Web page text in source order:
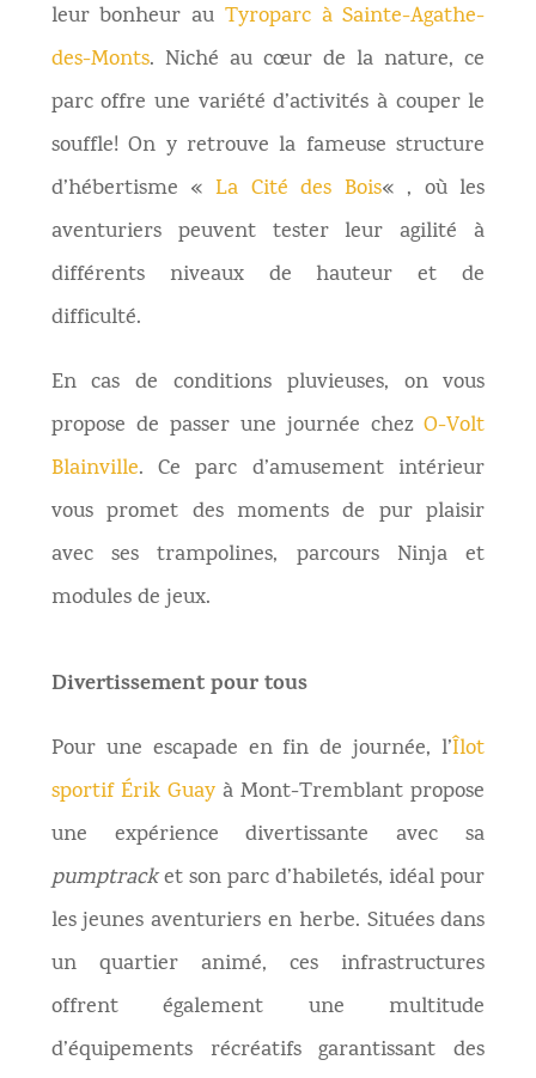
leur bonheur au Tyroparc à Sainte-Agathe-
des-Monts. Niché au cœur de la nature, ce
parc offre une variété d’activités à couper le
souffle! On y retrouve la fameuse structure
d’hébertisme «La Cité des Bois« , où les
aventuriers peuvent tester leur agilité à
différents niveaux de hauteur et de
difficulté.
En cas de conditions pluvieuses, on vous
propose de passer une journée chezO-Volt
Blainville. Ce parc d’amusement intérieur
vous promet des moments de pur plaisir
avec ses trampolines, parcours Ninja et
modules de jeux.
Divertissement pour tous
Pour une escapade en fin de journée, l’Îlot
sportif Érik Guayà Mont-Tremblant propose
une expérience divertissante avec sa
pumptracket son parc d’habiletés, idéal pour
les jeunes aventuriers en herbe. Situées dans
un quartier animé, ces infrastructures
offrent également une multitude
d’équipements récréatifs garantissant des